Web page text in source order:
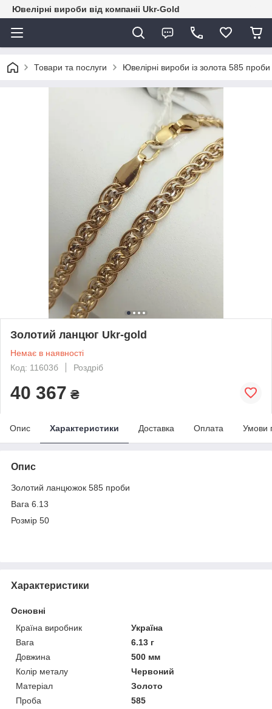
Ювелірні вироби від компаніі Ukr-Gold
Товари та послуги Ювелірні вироби із золота 585 проби
Золотий ланцюг Ukr-gold
Немає в наявності
Код: 11603б
Роздріб
40 367 ₴
Опис Характеристики Доставка Оплата Умови
Опис
Золотий ланцюжок 585 проби
Вага 6.13
Розмір 50
Характеристики
Основні
Країна виробник
Україна
Вага
6.13 г
Довжина
500 мм
Колір металу
Червоний
Матеріал
Золото
Проба
585